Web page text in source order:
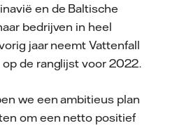
en de Baltische
bedrijven in heel
jaar neemt Vattenfall
de ranglijst voor 2022.
we een ambitieus plan
om een netto positief